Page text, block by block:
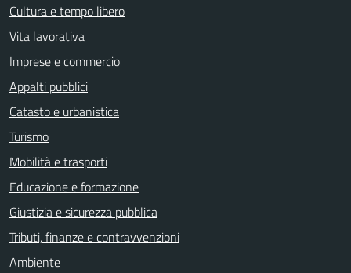
Cultura e tempo libero
Vita lavorativa
Imprese e commercio
Appalti pubblici
Catasto e urbanistica
Turismo
Mobilità e trasporti
Educazione e formazione
Giustizia e sicurezza pubblica
Tributi, finanze e contravvenzioni
Ambiente